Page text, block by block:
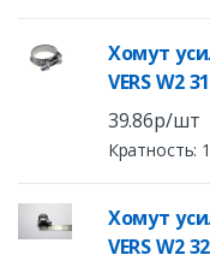
Хомут
VERS W2
39.86р/шт
Кратность:
Хомут
VERS W2